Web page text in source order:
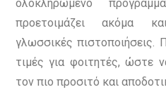
ολοκληρωμένο
προετοιμάζει ακόμα
γλωσσικές πιστοποιήσεις.
τιμές για φοιτητές, ώστε
τον πιο προσιτό και